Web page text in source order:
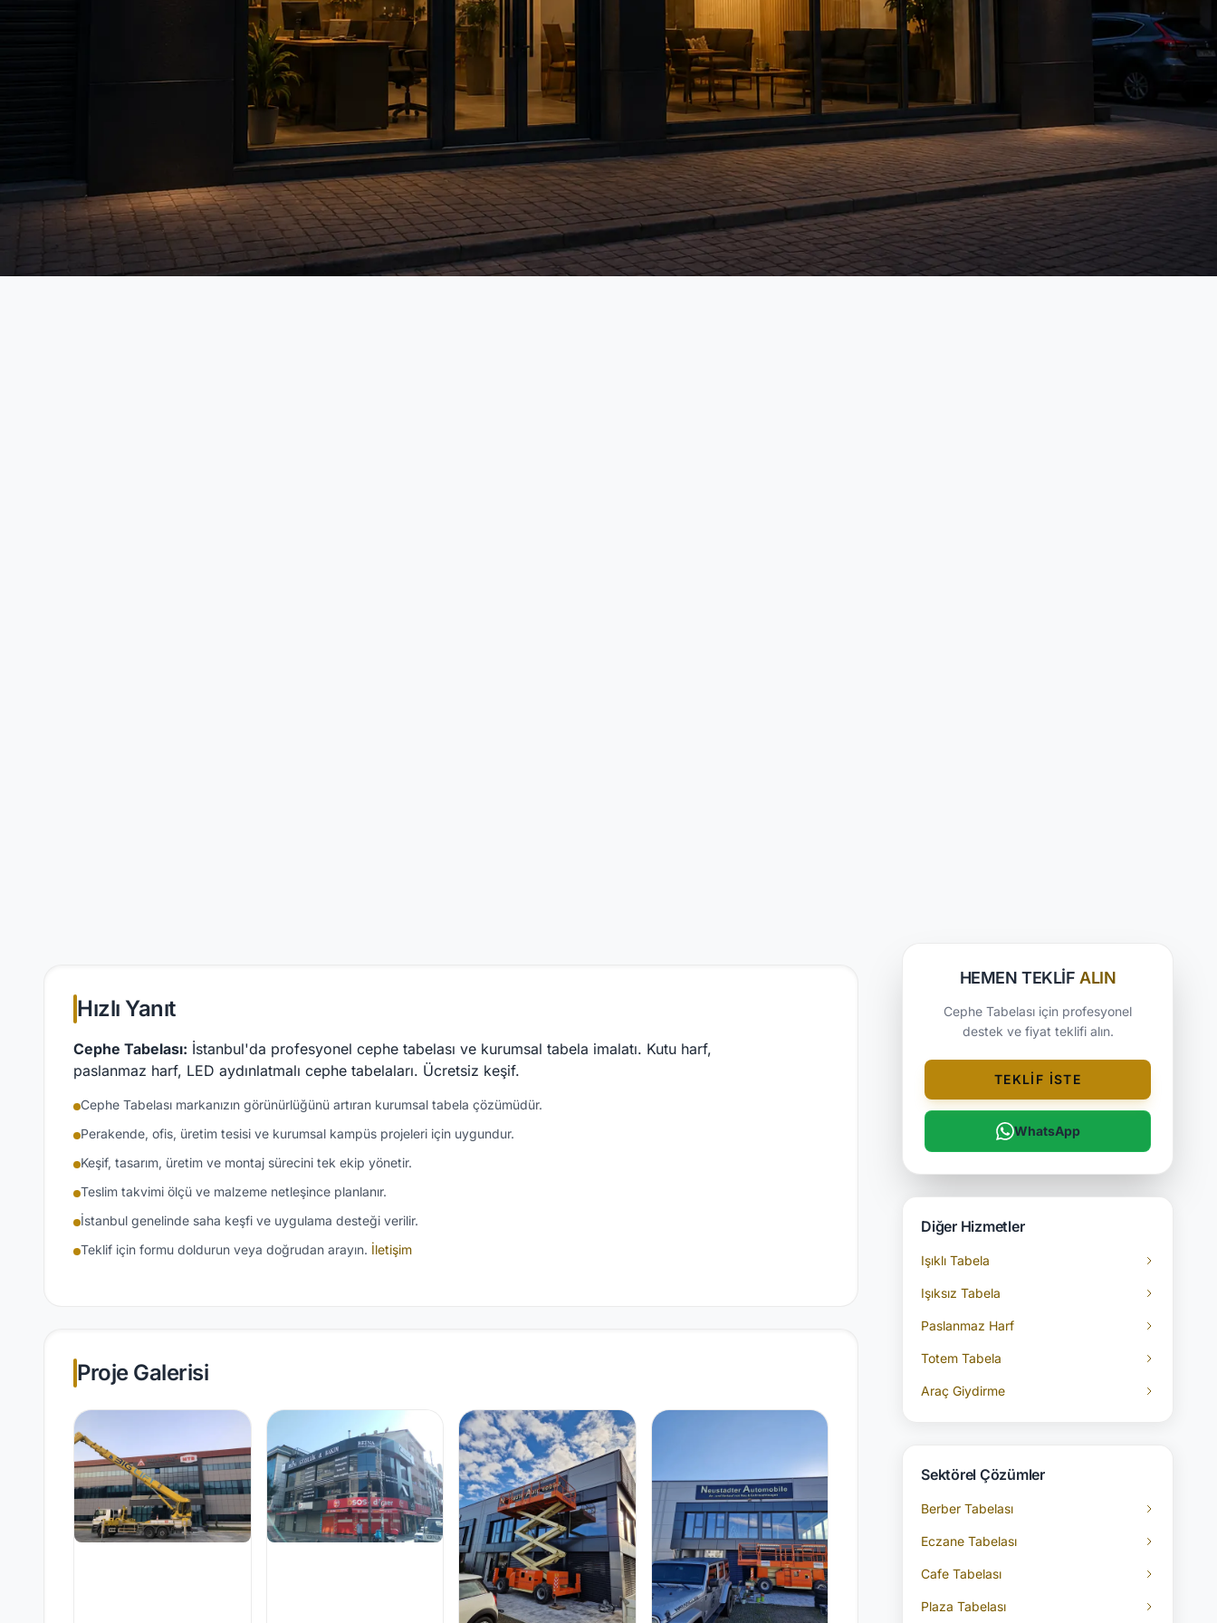
Hızlı Yanıt
Cephe Tabelası: İstanbul'da profesyonel cephe tabelası ve kurumsal tabela imalatı. Kutu harf,
paslanmaz harf, LED aydınlatmalı cephe tabelaları. Ücretsiz keşif.
Cephe Tabelası markanızın görünürlüğünü artıran kurumsal tabela çözümüdür.
Perakende, ofis, üretim tesisi ve kurumsal kampüs projeleri için uygundur.
Keşif, tasarım, üretim ve montaj sürecini tek ekip yönetir.
Teslim takvimi ölçü ve malzeme netleşince planlanır.
İstanbul genelinde saha keşfi ve uygulama desteği verilir.
Teklif için formu doldurun veya doğrudan arayın. İletişim
Proje Galerisi
HEMEN TEKLIF ALIN
Cephe Tabelası için profesyonel
destek ve fiyat teklifi alın.
TEKLIF İSTE
WhatsApp
Diğer Hizmetler
Işıklı Tabela
Işıksız Tabela
Paslanmaz Harf
Totem Tabela
Araç Giydirme
Sektörel Çözümler
Berber Tabelası
Eczane Tabelası
Cafe Tabelası
Plaza Tabelası